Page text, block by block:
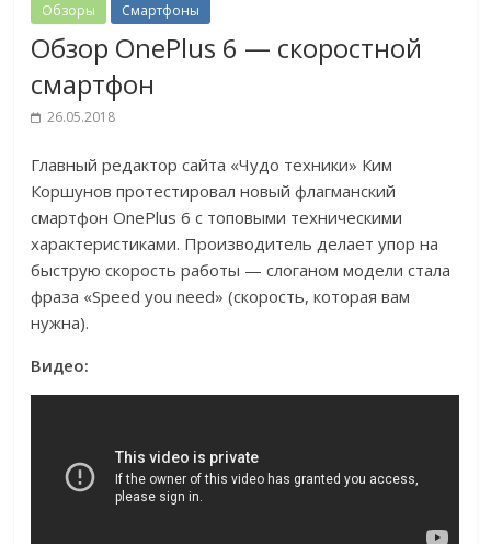
Обзоры Смартфоны
Обзор OnePlus 6 — скоростной
смартфон
26.05.2018
Главный редактор сайта «Чудо техники» Ким
Коршунов протестировал новый флагманский
смартфон OnePlus 6 с топовыми техническими
характеристиками. Производитель делает упор на
быструю скорость работы — слоганом модели стала
фраза «Speed you need» (скорость, которая вам
нужна).
Видео: